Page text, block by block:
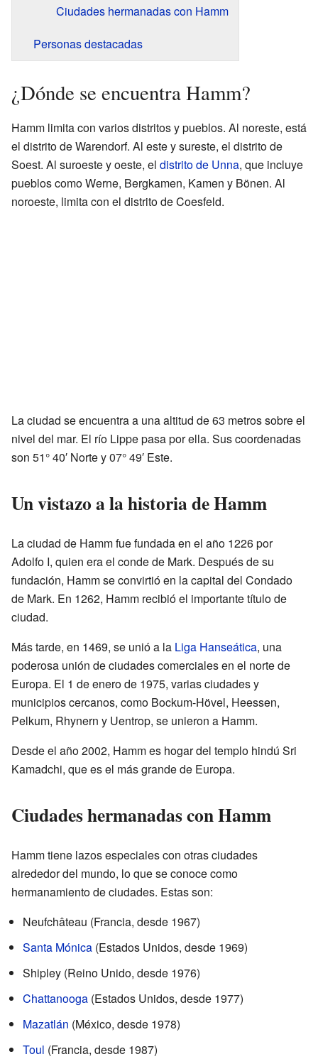
Ciudades hermanadas con Hamm
Personas destacadas
¿Dónde se encuentra Hamm?
Hamm limita con varios distritos y pueblos. Al noreste, está
el distrito de Warendorf. Al este y sureste, el distrito de
Soest. Al suroeste y oeste, el distrito de Unna, que incluye
pueblos como Werne, Bergkamen, Kamen y Bönen. Al
noroeste, limita con el distrito de Coesfeld.
La ciudad se encuentra a una altitud de 63 metros sobre el
nivel del mar. El río Lippe pasa por ella. Sus coordenadas
son 51° 40′ Norte y 07° 49′ Este.
Un vistazo a la historia de Hamm
La ciudad de Hamm fue fundada en el año 1226 por
Adolfo I, quien era el conde de Mark. Después de su
fundación, Hamm se convirtió en la capital del Condado
de Mark. En 1262, Hamm recibió el importante título de
ciudad.
Más tarde, en 1469, se unió a la Liga Hanseática, una
poderosa unión de ciudades comerciales en el norte de
Europa. El 1 de enero de 1975, varias ciudades y
municipios cercanos, como Bockum-Hövel, Heessen,
Pelkum, Rhynern y Uentrop, se unieron a Hamm.
Desde el año 2002, Hamm es hogar del templo hindú Sri
Kamadchi, que es el más grande de Europa.
Ciudades hermanadas con Hamm
Hamm tiene lazos especiales con otras ciudades
alrededor del mundo, lo que se conoce como
hermanamiento de ciudades. Estas son:
Neufchâteau (Francia, desde 1967)
Santa Mónica (Estados Unidos, desde 1969)
Shipley (Reino Unido, desde 1976)
Chattanooga (Estados Unidos, desde 1977)
Mazatlán (México, desde 1978)
Toul (Francia, desde 1987)